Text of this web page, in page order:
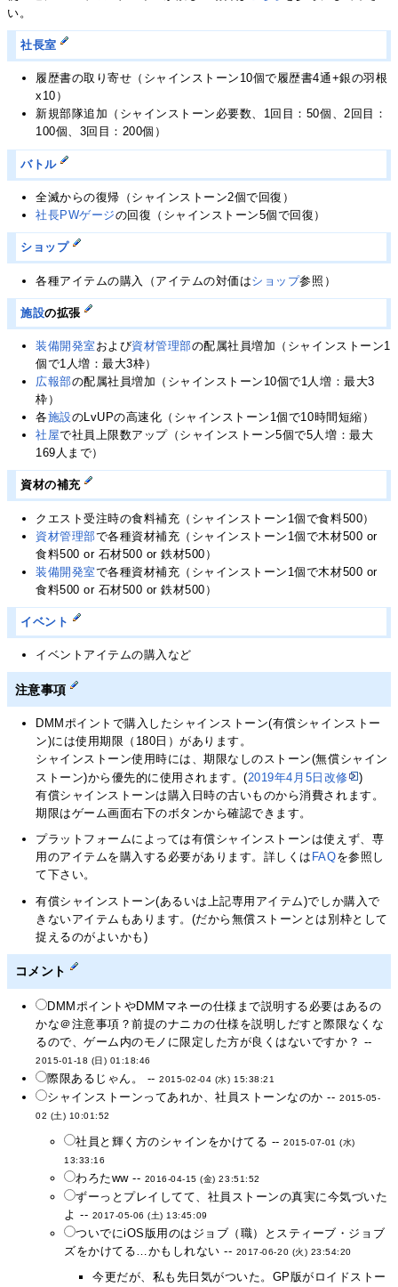
い。
社長室
履歴書の取り寄せ（シャインストーン10個で履歴書4通+銀の羽根
x10）
新規部隊追加（シャインストーン必要数、1回目：50個、2回目：
100個、3回目：200個）
バトル
全滅からの復帰（シャインストーン2個で回復）
社長PWゲージの回復（シャインストーン5個で回復）
ショップ
各種アイテムの購入（アイテムの対価はショップ参照）
施設の拡張
装備開発室 および資材管理部の配属社員増加（シャインストーン1
個で1人増：最大3枠）
広報部の配属社員増加（シャインストーン10個で1人増：最大3
枠）
各施設のLvUPの高速化（シャインストーン1個で10時間短縮）
社屋で社員上限数アップ（シャインストーン5個で5人増：最大
169人まで）
資材の補充
クエスト受注時の食料補充（シャインストーン1個で食料500）
資材管理部で各種資材補充（シャインストーン1個で木材500 or
食料500 or 石材500 or 鉄材500）
装備開発室で各種資材補充（シャインストーン1個で木材500 or
食料500 or 石材500 or 鉄材500）
イベント
イベントアイテムの購入など
注意事項
DMMポイントで購入したシャインストーン(有償シャインストー
ン)には使用期限（180日）があります。
シャインストーン使用時には、期限なしのストーン(無償シャイン
ストーン)から優先的に使用されます。(2019年4月5日改修
)
有償シャインストーンは購入日時の古いものから消費されます。
期限はゲーム画面右下のボタンから確認できます。
プラットフォームによっては有償シャインストーンは使えず、専
用のアイテムを購入する必要があります。詳しくは FAQを参照し
て下さい。
有償シャインストーン(あるいは上記専用アイテム)でしか購入で
きないアイテムもあります。(だから無償ストーンとは別枠として
捉えるのがよいかも)
コメント
DMMポイントやDMMマネーの仕様まで説明する必要はあるの
かな＠注意事項？前提のナニカの仕様を説明しだすと際限なくな
るので、ゲーム内のモノに限定した方が良くはないですか？ --
2015-01-18 (日) 01:18:46
際限あるじゃん。 --2015-02-04 (水) 15:38:21
シャインストーンってあれか、社員ストーンなのか --2015-05-
02 (土) 10:01:52
社員と輝く方のシャインをかけてる --2015-07-01 (水)
13:33:16
わろたww -- 2016-04-15 (金) 23:51:52
ずーっとプレイしてて、社員ストーンの真実に今気づいた
よ -- 2017-05-06 (土) 13:45:09
ついでにiOS版用のはジョブ（職）とスティーブ・ジョブ
ズをかけてる…かもしれない -- 2017-06-20 (火) 23:54:20
今更だが、私も先日気がついた。GP版がロイドストー